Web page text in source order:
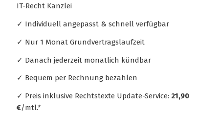
IT-Recht Kanzlei
✓ Individuell angepasst & schnell verfügbar
✓ Nur 1 Monat Grundvertragslaufzeit
✓ Danach jederzeit monatlich kündbar
✓ Bequem per Rechnung bezahlen
✓ Preis inklusive Rechtstexte Update-Service: 21,90
€/mtl.*